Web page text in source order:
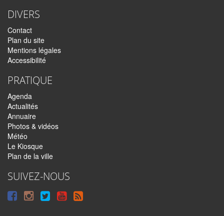
DIVERS
Contact
Plan du site
Mentions légales
Accessibilité
PRATIQUE
Agenda
Actualités
Annuaire
Photos & vidéos
Météo
Le Kiosque
Plan de la ville
SUIVEZ-NOUS
SuivreSuivreSuivreSyndiquer